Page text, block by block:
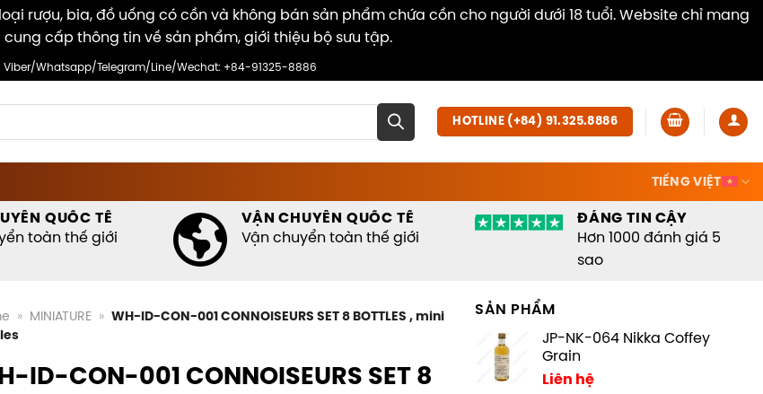
rượu, bia, đồ uống có cồn và không bán sản phẩm chứa cồn cho người dưới 18 tuổi. Website chỉ mang
cấp thông tin về sản phẩm, giới thiệu bộ sưu tập.
Viber/Whatsapp/Telegram/Line/Wechat: +84-91325-8886
HOTLINE (+84) 91.325.8886
TIẾNG VIỆT
QUỐC TẾ
toàn thế giới
VẬN CHUYỂN QUỐC TẾ
Vận chuyển toàn thế giới
ĐÁNG TIN CẬY
Hơn 1000 đánh giá 5
sao
» MINIATURE » WH-ID-CON-001 CONNOISEURS SET 8 BOTTLES , mini
ID-CON-001 CONNOISEURS SET 8
SẢN PHẨM
JP-NK-064 Nikka Coffey
Grain
Liên hệ